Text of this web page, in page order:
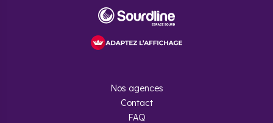
Nos agences
Contact
FAQ